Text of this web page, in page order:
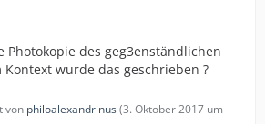
Photokopie des geg3enständlichen
wurde das geschrieben ?
von philoalexandrinus(3. Oktober 2017 um